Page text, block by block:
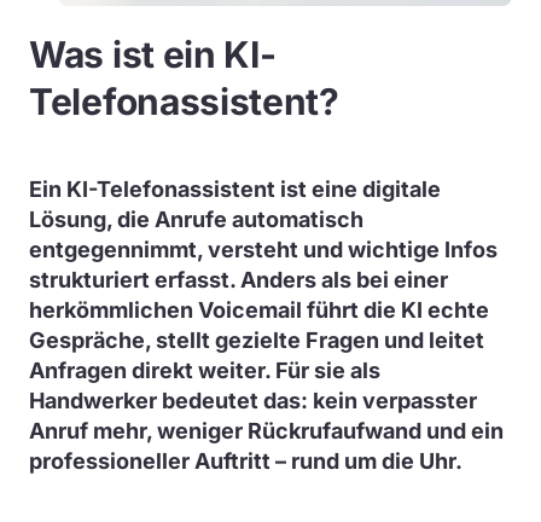
Was ist ein KI-
Telefonassistent?
Ein KI-Telefonassistent ist eine digitale
Lösung, die Anrufe automatisch
entgegennimmt, versteht und wichtige Infos
strukturiert erfasst. Anders als bei einer
herkömmlichen Voicemail führt die KI echte
Gespräche, stellt gezielte Fragen und leitet
Anfragen direkt weiter. Für sie als
Handwerker bedeutet das: kein verpasster
Anruf mehr, weniger Rückrufaufwand und ein
professioneller Auftritt – rund um die Uhr.